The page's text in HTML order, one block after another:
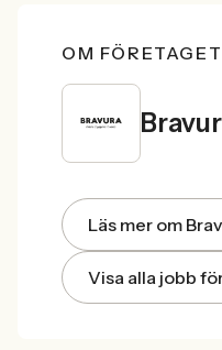
OM FÖRETAGET
Läs mer om
Visa alla jobb